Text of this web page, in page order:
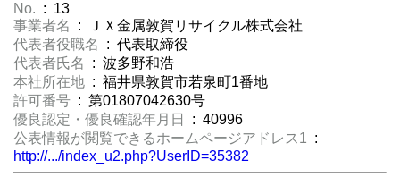
No. : 13
事業者名
: ＪＸ金属敦賀リサイクル株式会社
代表者役職名
: 代表取締役
代表者氏名
: 波多野和浩
本社所在地 : 福井県敦賀市若泉町1番地
許可番号 : 第01807042630号
優良認定・優良確認年月日
: 40996
公表情報が閲覧できるホームページアドレス1 :
http://.../index_u2.php?UserID=35382